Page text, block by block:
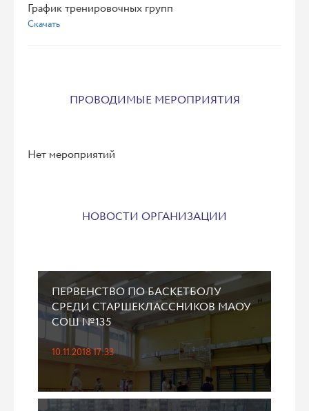
График тренировочных групп
Скачать
ПРОВОДИМЫЕ МЕРОПРИЯТИЯ
Нет мероприятий
НОВОСТИ ОРГАНИЗАЦИИ
ПЕРВЕНСТВО ПО БАСКЕТБОЛУ
СРЕДИ СТАРШЕКЛАССНИКОВ МАОУ
СОШ №135
10.11.2018 17:33